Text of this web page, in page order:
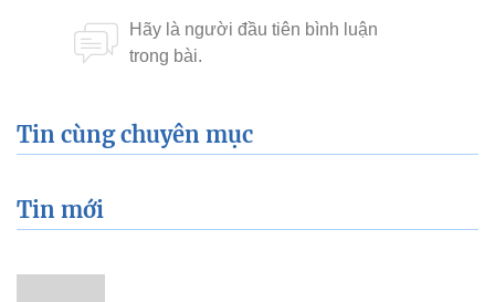
Tin cùng chuyên mục
Tin mới